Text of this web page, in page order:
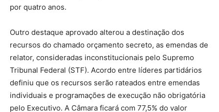
por quatro anos.
Outro destaque aprovado alterou a destinação dos
recursos do chamado orçamento secreto, as emendas de
relator, consideradas inconstitucionais pelo Supremo
Tribunal Federal (STF). Acordo entre líderes partidários
definiu que os recursos serão rateados entre emendas
individuais e programações de execução não obrigatória
pelo Executivo. A Câmara ficará com 77,5% do valor